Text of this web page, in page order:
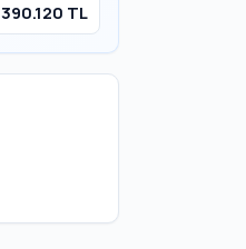
390.120 TL